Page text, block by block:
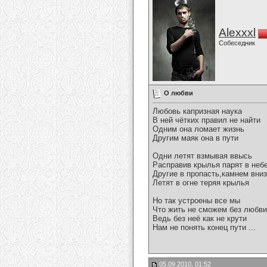
Alexxxl
Собеседник
О любви
Любовь капризная наука
В ней чётких правил не найти
Одним она ломает жизнь
Другим маяк она в пути
Одни летят взмывая ввысь
Расправив крылья парят в
Другие в пропасть,камнем вниз
Летят в огне теряя крылья
Но так устроены все мы
Что жить не сможем без любви
Ведь без неё как не крути
Нам не понять конец пути ...
05.09.2010, 01:52